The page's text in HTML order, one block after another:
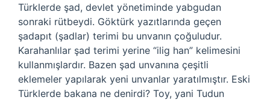
Türklerde şad, devlet yönetiminde yabgudan
sonraki rütbeydi. Göktürk yazıtlarında geçen
şadapıt (şadlar) terimi bu unvanın çoğuludur.
Karahanlılar şad terimi yerine “ilig han” kelimesini
kullanmışlardır. Bazen şad unvanına çeşitli
eklemeler yapılarak yeni unvanlar yaratılmıştır. Eski
Türklerde bakana ne denirdi? Toy, yani Tudun